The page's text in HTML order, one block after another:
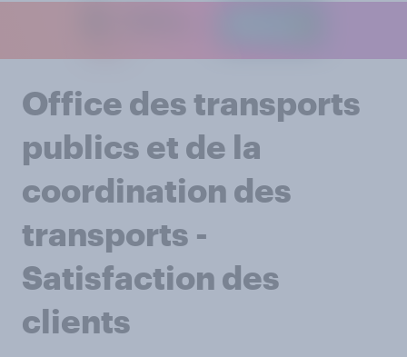
Office des transports
publics et de la
coordination des
transports -
Satisfaction des
clients